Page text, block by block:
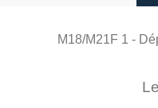
M18/M21F 1 -
Le